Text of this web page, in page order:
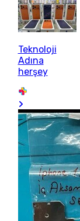
Teknoloji
Adına
herşey